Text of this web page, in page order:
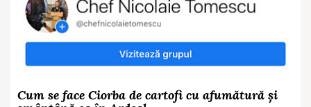
Cum se face Ciorba de cartofi cu afumătură și